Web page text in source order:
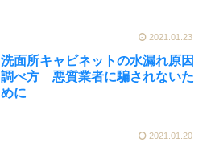
2021.01.23
洗面所キャビネットの水漏れ原因
調べ方 悪質業者に騙されないた
めに
2021.01.20